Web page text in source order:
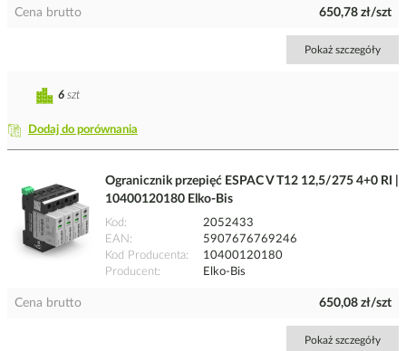
Cena brutto 650,78 zł/szt
Pokaż szczegóły
Dodaj do porównania
6 szt
Ogranicznik przepięć ESPAC V T12 12,5/275 4+0 RI |
10400120180 Elko-Bis
Kod
2052433
EAN
5907676769246
Kod Producenta
10400120180
Producent
Elko-Bis
Cena brutto 650,08 zł/szt
Pokaż szczegóły